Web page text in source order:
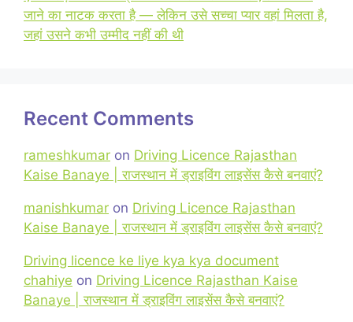
जाने का नाटक करता है — लेकिन उसे सच्चा प्यार वहां मिलता है,
जहां उसने कभी उम्मीद नहीं की थी
Recent Comments
rameshkumar on Driving Licence Rajasthan
Kaise Banaye | राजस्थान में ड्राइविंग लाइसेंस कैसे बनवाएं?
manishkumar on Driving Licence Rajasthan
Kaise Banaye | राजस्थान में ड्राइविंग लाइसेंस कैसे बनवाएं?
Driving licence ke liye kya kya document
chahiye on Driving Licence Rajasthan Kaise
Banaye | राजस्थान में ड्राइविंग लाइसेंस कैसे बनवाएं?